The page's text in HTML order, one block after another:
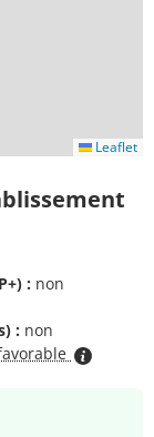
Leaflet
: non
: non